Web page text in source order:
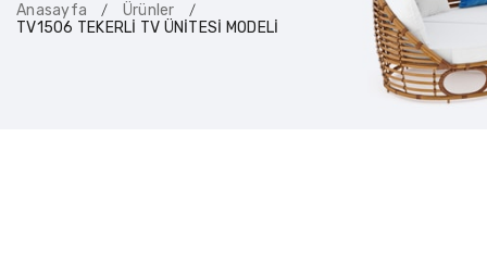
Anasayfa / Ürünler /
TV1506 TEKERLİ TV ÜNİTESİ MODELİ